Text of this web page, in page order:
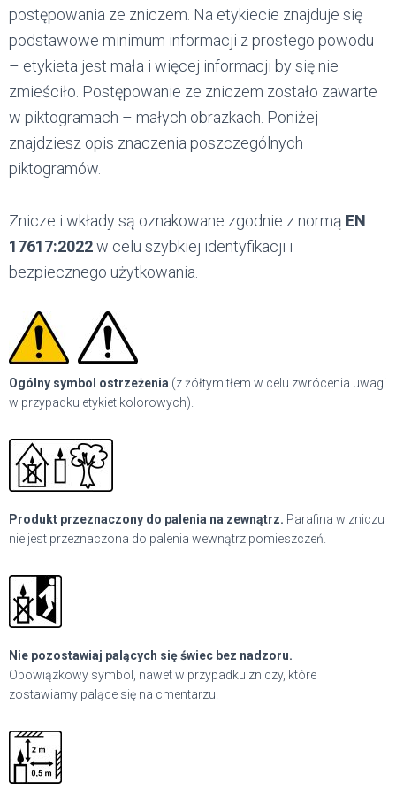
postępowania ze zniczem. Na etykiecie znajduje się
podstawowe minimum informacji z prostego powodu
– etykieta jest mała i więcej informacji by się nie
zmieściło. Postępowanie ze zniczem zostało zawarte
w piktogramach – małych obrazkach. Poniżej
znajdziesz opis znaczenia poszczególnych
piktogramów.
Znicze i wkłady są oznakowane zgodnie z normą EN
17617:2022w celu szybkiej identyfikacji i
bezpiecznego użytkowania.
Ogólny symbol ostrzeżenia (z żółtym tłem w celu zwrócenia uwagi
w przypadku etykiet kolorowych).
Produkt przeznaczony do palenia na zewnątrz. Parafina w zniczu
nie jest przeznaczona do palenia wewnątrz pomieszczeń.
Nie pozostawiaj palących się świec bez nadzoru.
Obowiązkowy symbol, nawet w przypadku zniczy, które
zostawiamy palące się na cmentarzu.